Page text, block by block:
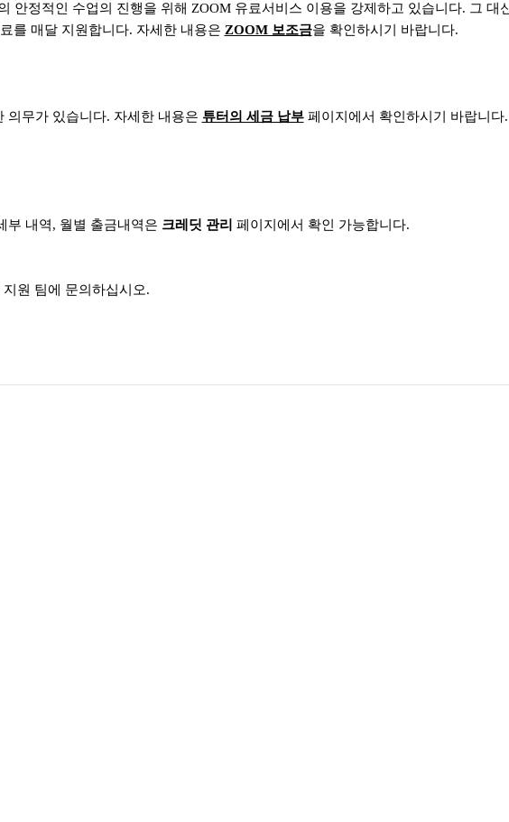
안정적인 수업의 진행을 위해 ZOOM 유료서비스 이용을 강제하고 있습니다. 그
를 매달 지원합니다. 자세한 내용은 ZOOM 보조금을 확인하시기 바랍니다.
의무가 있습니다. 자세한 내용은 튜터의 세금 납부페이지에서 확인하시기 바랍니다.
부 내역, 월별 출금내역은 크레딧 관리 페이지에서 확인 가능합니다.
원 팀에 문의하십시오.